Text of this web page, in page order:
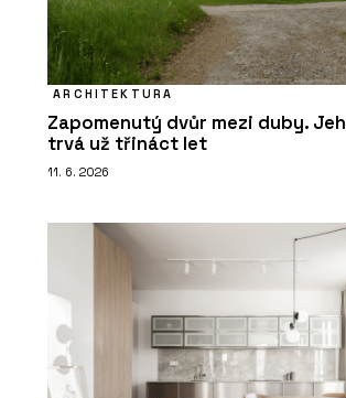
ARCHITEKTURA
Zapomenutý dvůr mezi duby.
trvá už třináct let
11. 6. 2026